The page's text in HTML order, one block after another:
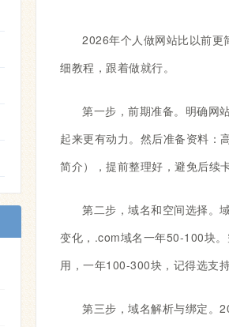
2026年个人做网站比以前更
细教程，跟着做就行。
第一步，前期准备。明确网
起来更有动力。然后准备资料：
简介），提前整理好，避免后续卡
第二步，域名和空间选择。
变化，.com域名一年50-100块
用，一年100-300块，记得选支
第三步，域名解析与绑定。